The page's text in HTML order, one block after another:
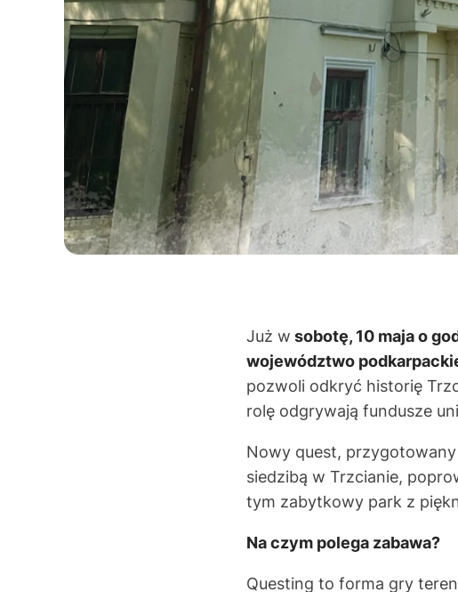
Już w sobotę, 10 maja o
województwo
pozwoli odkryć historię
rolę odgrywają fundusze
Nowy quest,
siedzibą w Trzcianie,
tym zabytkowy park z
Na czym polega zabawa?
Questing to forma gry